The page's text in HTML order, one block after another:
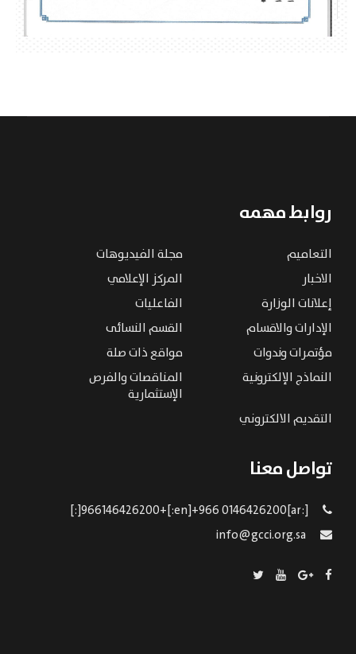
روابط مهمه
التعاميم
مجلة الفيديوهات
الاخبار
المركز الإعلامي
إعلانات الوزارة
الفاعليات
الإدارات والاقسام
القسم النسائى
مؤتمرات وندوات
مواقع ذات صلة
النماذج الإلكترونية
المناقصات والفرص
الإستثمارية
التقديم الالكتروني
تواصل معنا
[:ar]966146426200+[:en]+966 0146426200[:]